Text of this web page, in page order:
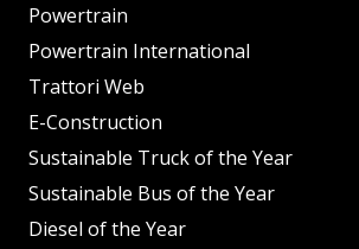
Powertrain
Powertrain International
Trattori Web
E-Construction
Sustainable Truck of the Year
Sustainable Bus of the Year
Diesel of the Year